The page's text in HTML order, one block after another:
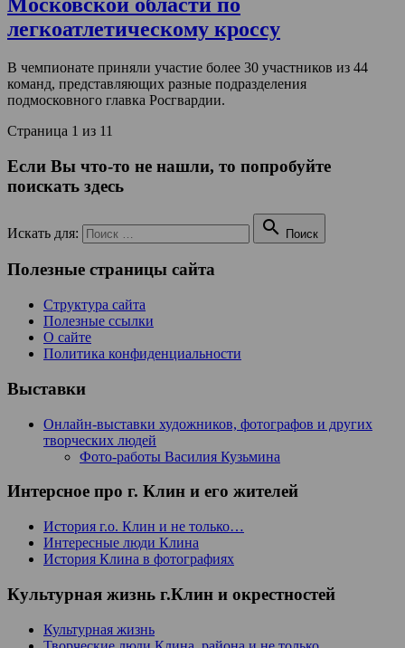
Московской области по
легкоатлетическому кроссу
В чемпионате приняли участие более 30 участников из 44
команд, представляющих разные подразделения
подмосковного главка Росгвардии.
Страница 1 из 11
Если Вы что-то не нашли, то попробуйте
поискать здесь
Искать для:  Поиск
Полезные страницы сайта
Структура сайта
Полезные ссылки
О сайте
Политика конфиденциальности
Выставки
Онлайн-выставки художников, фотографов и других
творческих людей
Фото-работы Василия Кузьмина
Интерсное про г. Клин и его жителей
История г.о. Клин и не только…
Интересные люди Клина
История Клина в фотографиях
Культурная жизнь г.Клин и окрестностей
Культурная жизнь